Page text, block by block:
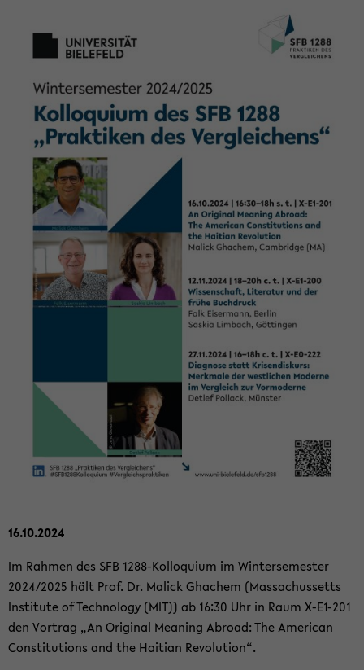
16.10.2024
Im Rah­men des SFB 1288-​Kolloquium im Win­ter­se­mes­ter
2024/2025 hält Prof. Dr. Malick Gha­chem (Mas­sa­chus­setts
In­sti­tu­te of Tech­no­lo­gy (MIT)) ab 16:30 Uhr in Raum X-​E1-201
den Vor­trag „An Ori­gi­nal Me­a­ning Ab­road: The Ame­ri­can
Con­sti­tu­ti­ons and the Hai­ti­an Re­vo­lu­ti­on“.